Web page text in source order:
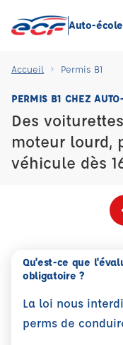
Auto-école
Accueil Permis B1
PERMIS B1 CHEZ
Des
moteur lourd,
véhicule dès
Qu'est-ce que
obligatoire ?
La loi nous
perms de